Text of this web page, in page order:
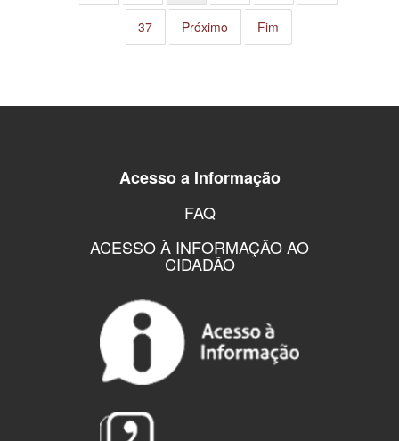
37 Próximo Fim
Acesso a Informação
FAQ
ACESSO À INFORMAÇÃO AO
CIDADÃO